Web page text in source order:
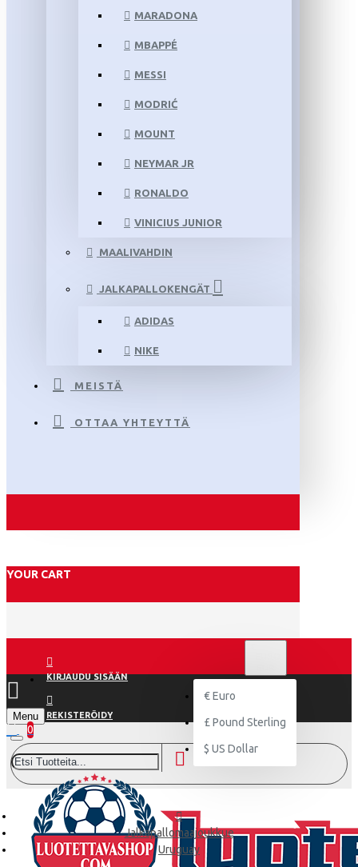
MARADONA
MBAPPÉ
MESSI
MODRIĆ
MOUNT
NEYMAR JR
RONALDO
VINICIUS JUNIOR
MAALIVAHDIN
JALKAPALLOKENGÄT
ADIDAS
NIKE
MEISTÄ
OTTAA YHTEYTTÄ
YOUR CART
KIRJAUDU SISÄÄN
REKISTERÖIDY
€ Euro
£ Pound Sterling
$ US Dollar
Menu
0
Jalkapallomaajoukkue
Uruguay